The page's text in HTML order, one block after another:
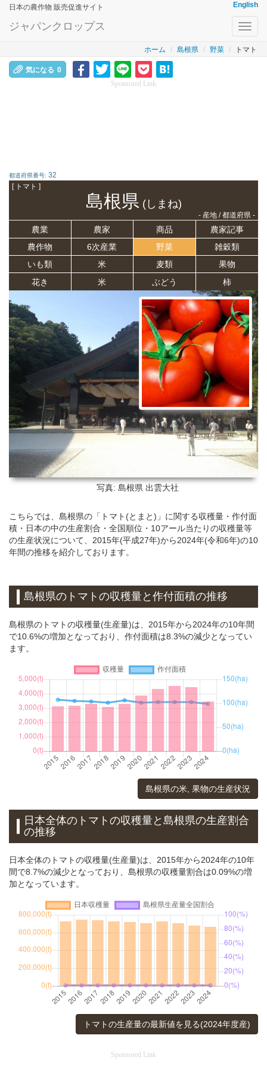
日本の農作物 販売促進サイト English
ジャパンクロップス
ホーム 島根県 野菜 トマト
気になる 0
Sponsored Link
都道府県番号: 32
[ トマト ]
島根県(しまね)
- 産地 / 都道府県 -
農業 農家 商品
農家記事
農作物
6次産業 野菜
雑穀類
いも類
米 麦類
果物
花き
米 ぶどう 柿
写真: 島根県 出雲大社
こちらでは、島根県の「トマト(とまと)」に関する収穫量・作付面
積・日本の中の生産割合・全国順位・10アール当たりの収穫量等
の生産状況について、2015年(平成27年)から2024年(令和6年)の10
年間の推移を紹介しております。
島根県のトマトの収穫量と作付面積の推移
島根県のトマトの収穫量(生産量)は、2015年から2024年の10年間
で10.6%の増加となっており、作付面積は8.3%の減少となってい
ます。
島根県の米, 果物の生産状況
日本全体のトマトの収穫量と島根県の生産割合
の推移
日本全体のトマトの収穫量(生産量)は、2015年から2024年の10年
間で8.7%の減少となっており、島根県の収穫量割合は0.09%の増
加となっています。
トマトの生産量の最新値を見る(2024年度産)
Sponsored Link